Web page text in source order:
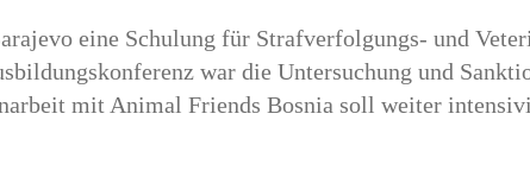
eine Schulung für Strafverfolgungs- und
war die Untersuchung und
mit Animal Friends Bosnia soll weiter